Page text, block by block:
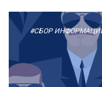
#СБОР